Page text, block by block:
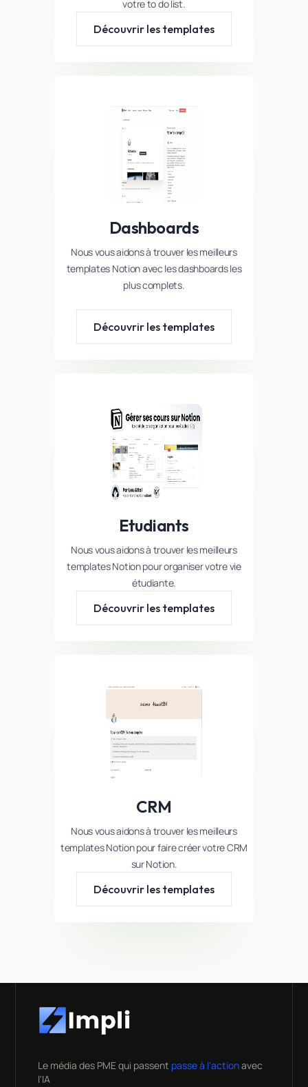
votre to do list.
Découvrir les templates
Dashboards
Nous vous aidons à trouver les meilleurs
templates Notion avec les dashboards les
plus complets.
Découvrir les templates
Etudiants
Nous vous aidons à trouver les meilleurs
templates Notion pour organiser votre vie
étudiante.
Découvrir les templates
CRM
Nous vous aidons à trouver les meilleurs
templates Notion pour faire créer votre CRM
sur Notion.
Découvrir les templates
Le média des PME qui passent passe à l'actionavec
l'IA